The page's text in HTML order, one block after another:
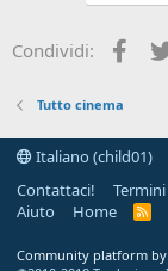
o
n
:
Condividi:
Tutto cinema
Italiano (child01)
Contattaci!
Aiuto
Home
R
Community platform by